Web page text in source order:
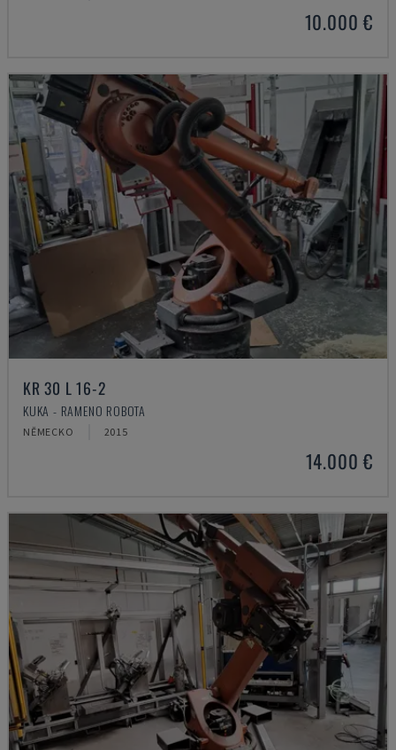
10.000 €
KR 30 L 16-2
KUKA - RAMENO ROBOTA
NĚMECKO 2015
14.000 €